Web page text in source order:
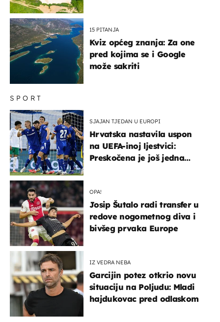
SPORT
SJAJAN TJEDAN U EUROPI
Hrvatska nastavila uspon
na UEFA-inoj ljestvici:
Preskočena je još jedna
OPA!
Josip Šutalo radi transfer u
redove nogometnog diva i
bivšeg prvaka Europe
IZ VEDRA NEBA
Garcijin potez otkrio novu
situaciju na Poljudu: Mladi
hajdukovac pred odlaskom
15 PITANJA
Kviz općeg znanja: Za one
pred kojima se i Google
može sakriti